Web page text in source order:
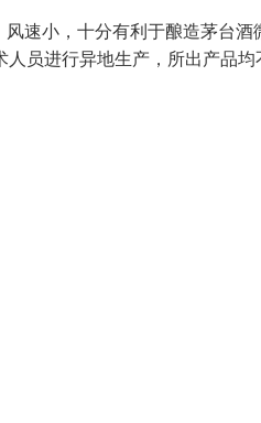
速小，十分有利于酿造茅台
员进行异地生产，所出产品